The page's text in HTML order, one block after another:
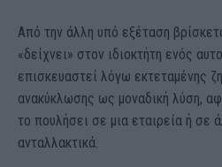
Από την άλλη υπό εξέταση
«δείχνει» στον ιδιοκτήτη ενός
επισκευαστεί λόγω εκτεταμένης
ανακύκλωσης ως μοναδική λύση,
το πουλήσει σε μια εταιρεία ή σε
ανταλλακτικά.